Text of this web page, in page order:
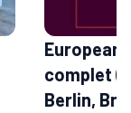
European
complet
Berlin,